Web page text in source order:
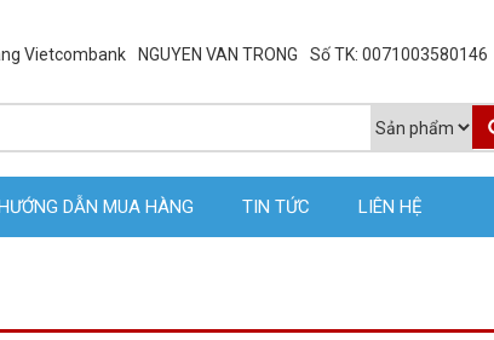
Vietcombank NGUYEN VAN TRONG Số TK: 0071003580146
DẪN MUA HÀNG TIN TỨC LIÊN HỆ